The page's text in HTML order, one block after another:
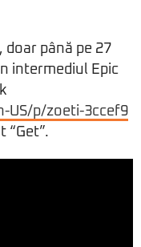
până pe 27
intermediul Epic
US/p/zoeti-3ccef9
“Get”.